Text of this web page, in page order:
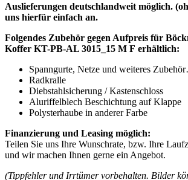
Auslieferungen deutschlandweit möglich.
uns hierfür einfach an.
Folgendes Zubehör gegen Aufpreis für
Koffer KT-PB-AL 3015_15 M F erhältlich:
Spanngurte, Netze und weiteres
Radkralle
Diebstahlsicherung / Kastenschloss
Aluriffelblech Beschichtung auf Klappe
Polysterhaube in anderer Farbe
Finanzierung und Leasing möglich:
Teilen Sie uns Ihre Wunschrate, bzw. Ihre
und wir machen Ihnen gerne ein Angebot.
(Tippfehler und Irrtümer vorbehalten. Bilder